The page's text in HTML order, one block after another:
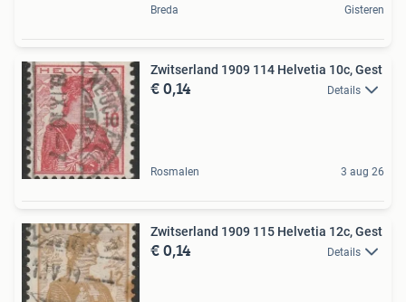
Breda Gisteren
Zwitserland 1909 114 Helvetia 10c, Gest
€ 0,14 Details
Rosmalen 3 aug 26
Zwitserland 1909 115 Helvetia 12c, Gest
€ 0,14 Details